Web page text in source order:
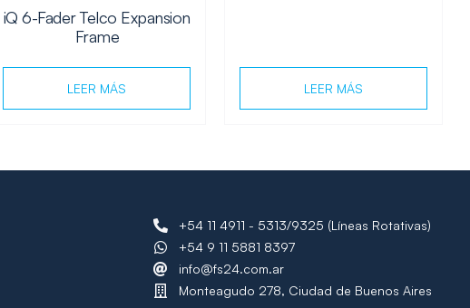
iQ 6-Fader Telco Expansion
Frame
LEER MÁS LEER MÁS
+54 11 4911 - 5313/9325 (Líneas Rotativas)
+54 9 11 5881 8397
info@fs24.com.ar
Monteagudo 278, Ciudad de Buenos Aires